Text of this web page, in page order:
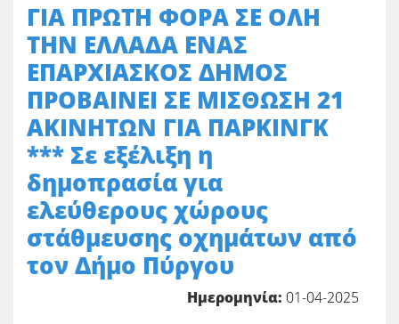
ΓΙΑ ΠΡΩΤΗ ΦΟΡΑ ΣΕ ΟΛΗ
ΤΗΝ ΕΛΛΑΔΑ ΕΝΑΣ
ΕΠΑΡΧΙΑΣΚΟΣ ΔΗΜΟΣ
ΠΡΟΒΑΙΝΕΙ ΣΕ ΜΙΣΘΩΣΗ 21
ΑΚΙΝΗΤΩΝ ΓΙΑ ΠΑΡΚΙΝΓΚ
*** Σε εξέλιξη η
δημοπρασία για
ελεύθερους χώρους
στάθμευσης οχημάτων από
τον Δήμο Πύργου
Ημερομηνία: 01-04-2025